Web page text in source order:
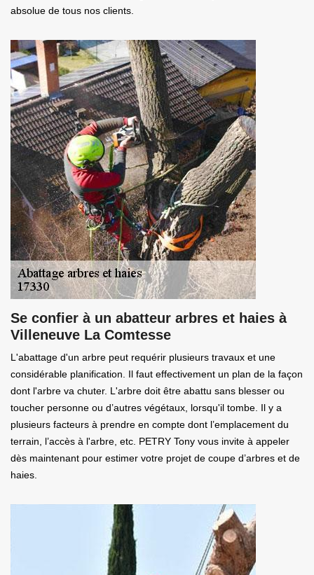
absolue de tous nos clients.
Se confier à un abatteur arbres et haies à
Villeneuve La Comtesse
L'abattage d'un arbre peut requérir plusieurs travaux et une
considérable planification. Il faut effectivement un plan de la façon
dont l'arbre va chuter. L'arbre doit être abattu sans blesser ou
toucher personne ou d’autres végétaux, lorsqu'il tombe. Il y a
plusieurs facteurs à prendre en compte dont l’emplacement du
terrain, l’accès à l'arbre, etc. PETRY Tony vous invite à appeler
dès maintenant pour estimer votre projet de coupe d’arbres et de
haies.